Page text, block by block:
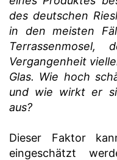
des deutschen
in den meisten
Vergangenheit
Glas. Wie hoch
und wie wirkt er
aus?
Dieser Faktor
eingeschätzt